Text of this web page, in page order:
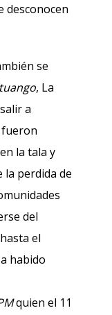
desconocen
se
, La
a
la tala y
la perdida de
del
el
habido
quien el 11